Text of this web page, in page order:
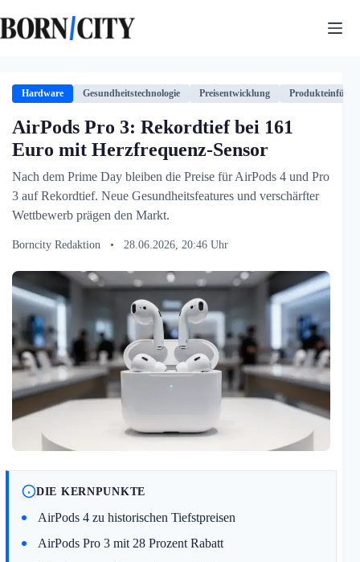
Inhalt
springen
Hardware Gesundheitstechnologie Preisentwicklung
AirPods Pro 3: Rekordtief bei 161
Euro mit Herzfrequenz-Sensor
Nach dem Prime Day bleiben die Preise für AirPods 4 und Pro
3 auf Rekordtief. Neue Gesundheitsfeatures und verschärfter
Wettbewerb prägen den Markt.
Borncity Redaktion • 28.06.2026, 20:46 Uhr
DIE KERNPUNKTE
AirPods 4 zu historischen Tiefstpreisen
AirPods Pro 3 mit 28 Prozent Rabatt